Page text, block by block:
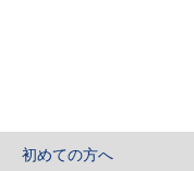
初めての方へ